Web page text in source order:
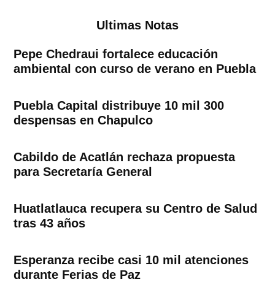
Ultimas Notas
Pepe Chedraui fortalece educación
ambiental con curso de verano en Puebla
Puebla Capital distribuye 10 mil 300
despensas en Chapulco
Cabildo de Acatlán rechaza propuesta
para Secretaría General
Huatlatlauca recupera su Centro de Salud
tras 43 años
Esperanza recibe casi 10 mil atenciones
durante Ferias de Paz